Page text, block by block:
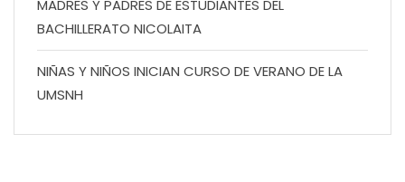
MADRES Y PADRES DE ESTUDIANTES DEL
BACHILLERATO NICOLAITA
NIÑAS Y NIÑOS INICIAN CURSO DE VERANO DE LA
UMSNH